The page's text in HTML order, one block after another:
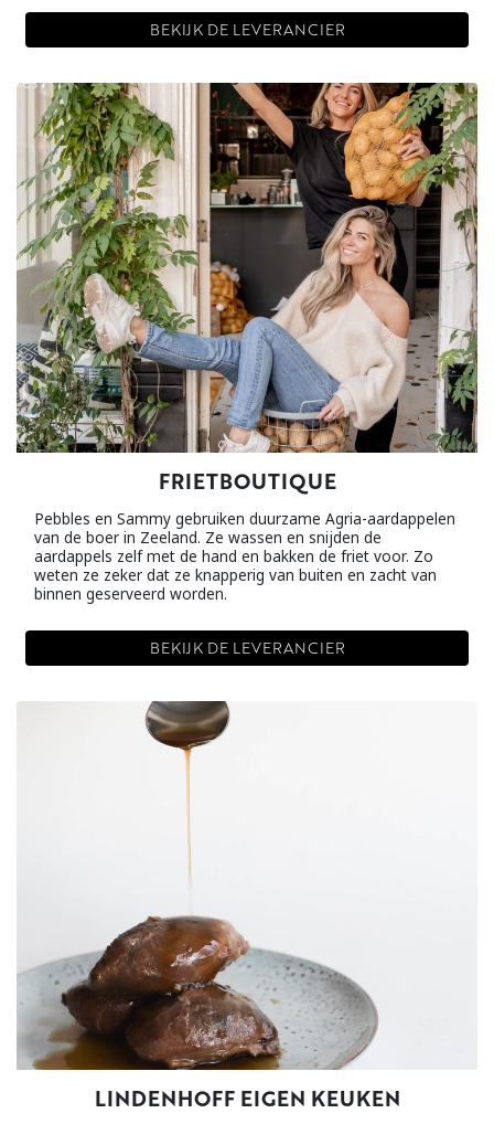
BEKIJK DE LEVERANCIER
FRIETBOUTIQUE
Pebbles en Sammy gebruiken duurzame Agria-aardappelen
van de boer in Zeeland. Ze wassen en snijden de
aardappels zelf met de hand en bakken de friet voor. Zo
weten ze zeker dat ze knapperig van buiten en zacht van
binnen geserveerd worden.
BEKIJK DE LEVERANCIER
LINDENHOFF EIGEN KEUKEN